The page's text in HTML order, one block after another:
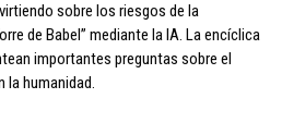
sobre los riesgos de la
de Babel” mediante la IA. La encíclica
importantes preguntas sobre el
la humanidad.